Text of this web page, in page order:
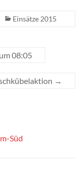
Einsätze 2015
08:05
→
Süd